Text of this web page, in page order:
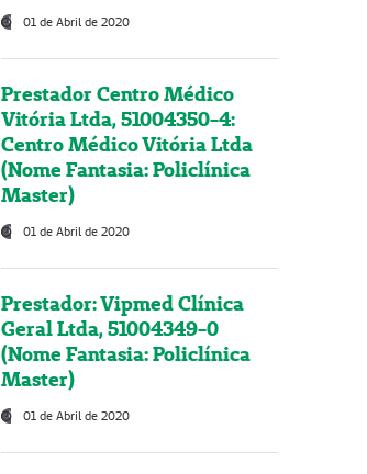
01 de Abril de 2020
Prestador Centro Médico
Vitória Ltda, 51004350-4:
Centro Médico Vitória Ltda
(Nome Fantasia: Policlínica
Master)
01 de Abril de 2020
Prestador: Vipmed Clínica
Geral Ltda, 51004349-0
(Nome Fantasia: Policlínica
Master)
01 de Abril de 2020